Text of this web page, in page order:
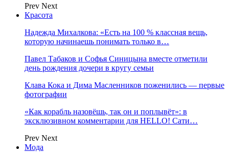
Prev Next
Красота
Надежда Михалкова: «Есть на 100 % классная вещь,
которую начинаешь понимать только в…
Павел Табаков и Софья Синицына вместе отметили
день рождения дочери в кругу семьи
Клава Кока и Дима Масленников поженились — первые
фотографии
«Как корабль назовёшь, так он и поплывёт»: в
эксклюзивном комментарии для HELLO! Сати…
Prev Next
Мода